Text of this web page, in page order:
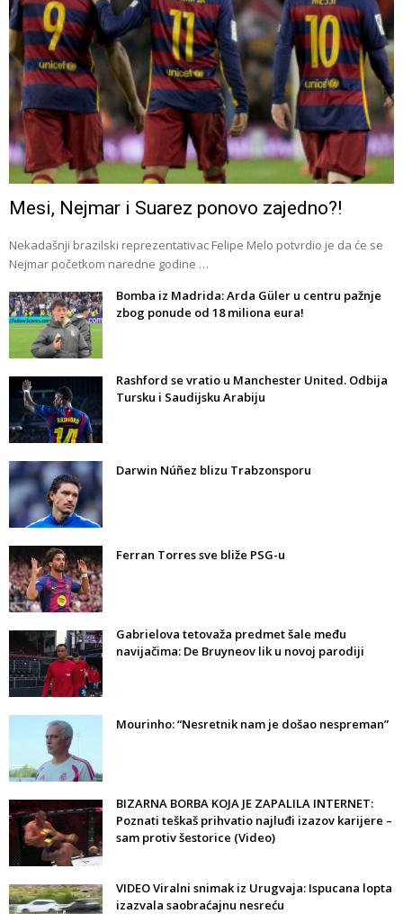
Mesi, Nejmar i Suarez ponovo zajedno?!
Nekadašnji brazilski reprezentativac Felipe Melo potvrdio je da će se
Nejmar početkom naredne godine …
Bomba iz Madrida: Arda Güler u centru pažnje
zbog ponude od 18 miliona eura!
Rashford se vratio u Manchester United. Odbija
Tursku i Saudijsku Arabiju
Darwin Núñez blizu Trabzonsporu
Ferran Torres sve bliže PSG-u
Gabrielova tetovaža predmet šale među
navijačima: De Bruyneov lik u novoj parodiji
Mourinho: “Nesretnik nam je došao nespreman”
BIZARNA BORBA KOJA JE ZAPALILA INTERNET:
Poznati teškaš prihvatio najluđi izazov karijere –
sam protiv šestorice (Video)
VIDEO Viralni snimak iz Urugvaja: Ispucana lopta
izazvala saobraćajnu nesreću